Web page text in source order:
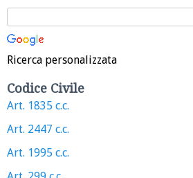
Ricerca personalizzata
Codice Civile
Art. 1835 c.c.
Art. 2447 c.c.
Art. 1995 c.c.